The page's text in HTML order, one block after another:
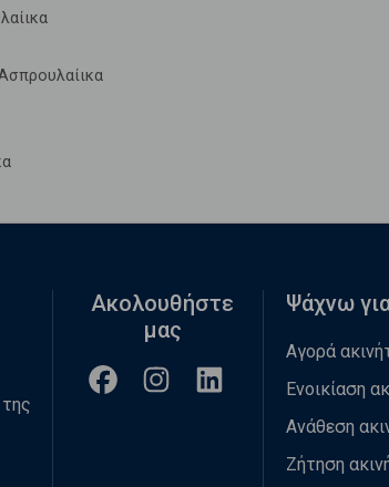
Ακολουθήστε
μας
Ψάχνω
Αγορά
Ενοικίαση
Ανάθεση
Ζήτηση